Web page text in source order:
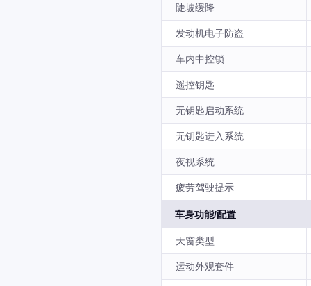
陡坡缓降
发动机电子防盗
车内中控锁
遥控钥匙
无钥匙启动系统
无钥匙进入系统
夜视系统
疲劳驾驶提示
车身功能/配置
天窗类型
运动外观套件